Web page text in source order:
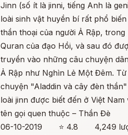
Jinn (số ít là jinni, tiếng Anh là
loài sinh vật huyền bí rất phổ
thần thoại của người Ả Rập, trong
Quran của đạo Hồi, và sau đó
truyền vào những câu chuyện
Ả Rập như Nghìn Lẻ Một Đêm.
chuyện "Aladdin và cây đèn
loài jinn được biết đến ở Việt Nam
tên gọi quen thuộc – Thần Đè
06-10-2019
⭐ 4.8
4,249